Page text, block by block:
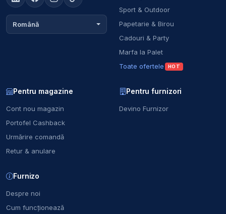
Română
Sport & Outdoor
Papetarie & Birou
Cadouri & Party
Marfa la Palet
Toate ofertele
HOT
Pentru magazine
Cont nou magazin
Portofel Cashback
Urmărire comandă
Retur & anulare
Pentru furnizori
Devino Furnizor
Furnizo
Despre noi
Cum funcționează